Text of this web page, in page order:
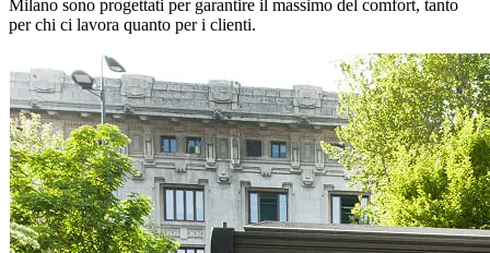
Milano sono progettati per garantire il massimo del comfort, tanto
per chi ci lavora quanto per i clienti.